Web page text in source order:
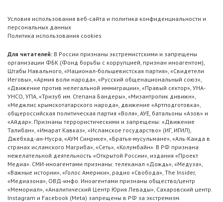
Условия использования веб-сайта и политика конфиденциальности и
персональных данных
Политика использования cookies
Для читателей: В России признаны экстремистскими и запрещены
организации ФБК (Фонд борьбы с коррупцией, признан иноагентом),
Штабы Навального, «Национал-большевистская партия», «Свидетели
Иеговы», «Армия воли народа», «Русский общенациональный союз»,
«Движение против нелегальной иммиграции», «Правый сектор», УНА-
УНСО, УПА, «Тризуб им. Степана Бандеры», «Мизантропик дивижн»,
«Меджлис крымскотатарского народа», движение «Артподготовка»,
общероссийская политическая партия «Воля», АУЕ, батальоны «Азов» и
«Айдар». Признаны террористическими и запрещены: «Движение
Талибан», «Имарат Кавказ», «Исламское государство» (ИГ, ИГИЛ),
Джебхад-ан-Нусра, «АУМ Синрике», «Братья-мусульмане», «Аль-Каида в
странах исламского Магриба», «Сеть», «Колумбайн». В РФ признана
нежелательной деятельность «Открытой России», издания «Проект
Медиа». СМИ-иноагентами признаны: телеканал «Дождь», «Медуза»,
«Важные истории», «Голос Америки», радио «Свобода», The Insider,
«Медиазона», ОВД-инфо. Иноагентами признаны общество/центр
«Мемориал», «Аналитический Центр Юрия Левады», Сахаровский центр.
Instagram и Facebook (Metа) запрещены в РФ за экстремизм.